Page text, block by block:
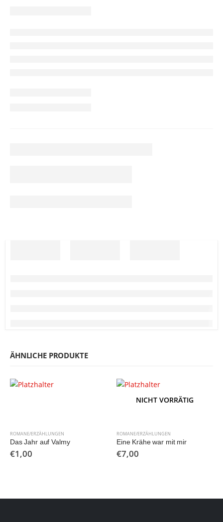
ÄHNLICHE PRODUKTE
ROMANE/ERZÄHLUNGEN
Das Jahr auf Valmy
€1,00
NICHT VORRÄTIG
ROMANE/ERZÄHLUNGEN
Eine Krähe war mit mir
€7,00